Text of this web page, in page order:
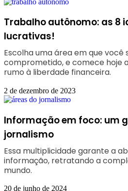
Trabalho autônomo: as 8
lucrativas!
Escolha uma área em que você
comprometido, e comece hoje
rumo à liberdade financeira.
2 de dezembro de 2023
Informação em foco: um
jornalismo
Essa multiplicidade garante a
informação, retratando a
mundo.
20 de junho de 2024